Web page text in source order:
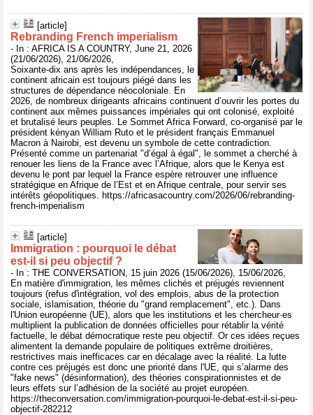
[article]
Rebranding French imperialism
- In : AFRICA IS A COUNTRY, June 21, 2026
(21/06/2026), 21/06/2026,
Soixante-dix ans après les indépendances, le
continent africain est toujours piégé dans les
structures de dépendance néocoloniale. En
2026, de nombreux dirigeants africains continuent d’ouvrir les portes du
continent aux mêmes puissances impériales qui ont colonisé, exploité
et brutalisé leurs peuples. Le Sommet Africa Forward, co-organisé par le
président kényan William Ruto et le président français Emmanuel
Macron à Nairobi, est devenu un symbole de cette contradiction.
Présenté comme un partenariat "d’égal à égal", le sommet a cherché à
renouer les liens de la France avec l’Afrique, alors que le Kenya est
devenu le pont par lequel la France espère retrouver une influence
stratégique en Afrique de l’Est et en Afrique centrale, pour servir ses
intérêts géopolitiques. https://africasacountry.com/2026/06/rebranding-
french-imperialism
[article]
Immigration : pourquoi le débat
est‑il si peu objectif ?
- In : THE CONVERSATION, 15 juin 2026 (15/06/2026), 15/06/2026,
En matière d'immigration, les mêmes clichés et préjugés reviennent
toujours (refus d'intégration, vol des emplois, abus de la protection
sociale, islamisation, théorie du "grand remplacement", etc.). Dans
l'Union européenne (UE), alors que les institutions et les chercheur·es
multiplient la publication de données officielles pour rétablir la vérité
factuelle, le débat démocratique reste peu objectif. Or ces idées reçues
alimentent la demande populaire de politiques extrême droitières,
restrictives mais inefficaces car en décalage avec la réalité. La lutte
contre ces préjugés est donc une priorité dans l'UE, qui s’alarme des
"fake news" (désinformation), des théories conspirationnistes et de
leurs effets sur l’adhésion de la société au projet européen.
https://theconversation.com/immigration-pourquoi-le-debat-est-il-si-peu-
objectif-282212